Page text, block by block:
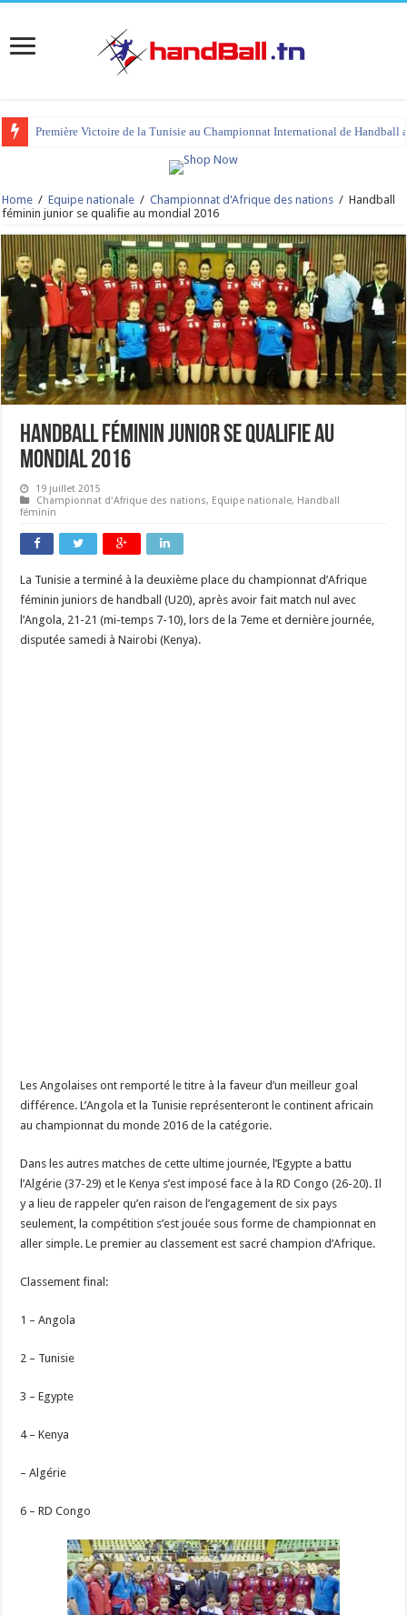
Première Victoire de la Tunisie au Championnat International de Handball
tournoi international Hammamet 2023 : programme et liste des joueurs
Home / Equipe nationale / Championnat d'Afrique des nations / Handball
féminin junior se qualifie au mondial 2016
Handball féminin junior se qualifie au
mondial 2016
19 juillet 2015
Championnat d'Afrique des nations, Equipe nationale, Handball
féminin
La Tunisie a terminé à la deuxième place du championnat d’Afrique
féminin juniors de handball (U20), après avoir fait match nul avec
l’Angola, 21-21 (mi-temps 7-10), lors de la 7eme et dernière journée,
disputée samedi à Nairobi (Kenya).
Les Angolaises ont remporté le titre à la faveur d’un meilleur goal
différence. L’Angola et la Tunisie représenteront le continent africain
au championnat du monde 2016 de la catégorie.
Dans les autres matches de cette ultime journée, l’Egypte a battu
l’Algérie (37-29) et le Kenya s’est imposé face à la RD Congo (26-20). Il
y a lieu de rappeler qu’en raison de l’engagement de six pays
seulement, la compétition s’est jouée sous forme de championnat en
aller simple. Le premier au classement est sacré champion d’Afrique.
Classement final:
1 – Angola
2 – Tunisie
3 – Egypte
4 – Kenya
– Algérie
6 – RD Congo